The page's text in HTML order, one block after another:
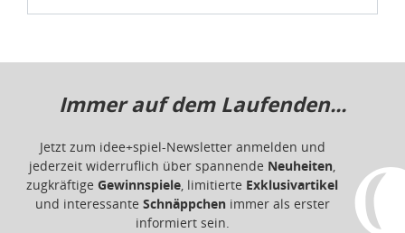
Immer auf dem Laufenden...
Jetzt zum idee+spiel-Newsletter anmelden und
jederzeit widerruflich über spannende Neuheiten,
zugkräftige Gewinnspiele, limitierte Exklusivartikel
und interessante Schnäppchenimmer als erster
informiert sein.